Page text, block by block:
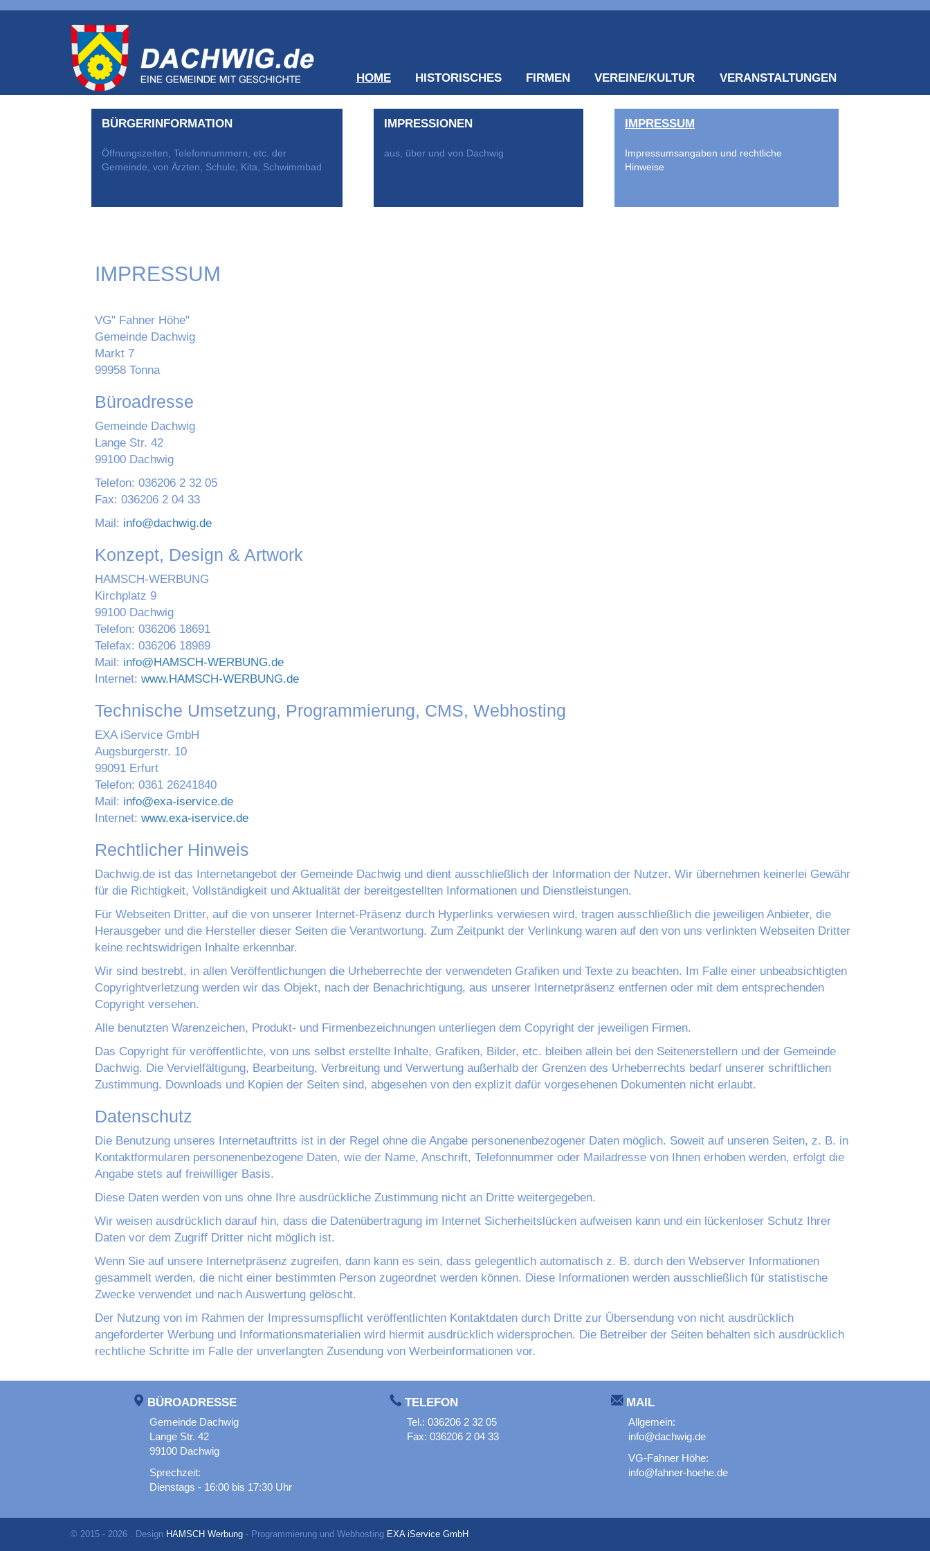
HOME HISTORISCHES FIRMEN VEREINE/KULTUR VERANSTALTUNGEN
BÜRGERINFORMATION
Öffnungszeiten, Telefonnummern, etc. der
Gemeinde, von Ärzten, Schule, Kita, Schwimmbad
IMPRESSIONEN
aus, über und von Dachwig
IMPRESSUM
Impressumsangaben und rechtliche
Hinweise
IMPRESSUM
VG" Fahner Höhe"
Gemeinde Dachwig
Markt 7
99958 Tonna
Büroadresse
Gemeinde Dachwig
Lange Str. 42
99100 Dachwig
Telefon: 036206 2 32 05
Fax: 036206 2 04 33
Mail: info@dachwig.de
Konzept, Design & Artwork
HAMSCH-WERBUNG
Kirchplatz 9
99100 Dachwig
Telefon: 036206 18691
Telefax: 036206 18989
Mail: info@HAMSCH-WERBUNG.de
Internet: www.HAMSCH-WERBUNG.de
Technische Umsetzung, Programmierung, CMS, Webhosting
EXA iService GmbH
Augsburgerstr. 10
99091 Erfurt
Telefon: 0361 26241840
Mail: info@exa-iservice.de
Internet: www.exa-iservice.de
Rechtlicher Hinweis
Dachwig.de ist das Internetangebot der Gemeinde Dachwig und dient ausschließlich der Information der Nutzer. Wir übernehmen keinerlei Gewähr
für die Richtigkeit, Vollständigkeit und Aktualität der bereitgestellten Informationen und Dienstleistungen.
Für Webseiten Dritter, auf die von unserer Internet-Präsenz durch Hyperlinks verwiesen wird, tragen ausschließlich die jeweiligen Anbieter, die
Herausgeber und die Hersteller dieser Seiten die Verantwortung. Zum Zeitpunkt der Verlinkung waren auf den von uns verlinkten Webseiten Dritter
keine rechtswidrigen Inhalte erkennbar.
Wir sind bestrebt, in allen Veröffentlichungen die Urheberrechte der verwendeten Grafiken und Texte zu beachten. Im Falle einer unbeabsichtigten
Copyrightverletzung werden wir das Objekt, nach der Benachrichtigung, aus unserer Internetpräsenz entfernen oder mit dem entsprechenden
Copyright versehen.
Alle benutzten Warenzeichen, Produkt- und Firmenbezeichnungen unterliegen dem Copyright der jeweiligen Firmen.
Das Copyright für veröffentlichte, von uns selbst erstellte Inhalte, Grafiken, Bilder, etc. bleiben allein bei den Seitenerstellern und der Gemeinde
Dachwig. Die Vervielfältigung, Bearbeitung, Verbreitung und Verwertung außerhalb der Grenzen des Urheberrechts bedarf unserer schriftlichen
Zustimmung. Downloads und Kopien der Seiten sind, abgesehen von den explizit dafür vorgesehenen Dokumenten nicht erlaubt.
Datenschutz
Die Benutzung unseres Internetauftritts ist in der Regel ohne die Angabe personenenbezogener Daten möglich. Soweit auf unseren Seiten, z. B. in
Kontaktformularen personenenbezogene Daten, wie der Name, Anschrift, Telefonnummer oder Mailadresse von Ihnen erhoben werden, erfolgt die
Angabe stets auf freiwilliger Basis.
Diese Daten werden von uns ohne Ihre ausdrückliche Zustimmung nicht an Dritte weitergegeben.
Wir weisen ausdrücklich darauf hin, dass die Datenübertragung im Internet Sicherheitslücken aufweisen kann und ein lückenloser Schutz Ihrer
Daten vor dem Zugriff Dritter nicht möglich ist.
Wenn Sie auf unsere Internetpräsenz zugreifen, dann kann es sein, dass gelegentlich automatisch z. B. durch den Webserver Informationen
gesammelt werden, die nicht einer bestimmten Person zugeordnet werden können. Diese Informationen werden ausschließlich für statistische
Zwecke verwendet und nach Auswertung gelöscht.
Der Nutzung von im Rahmen der Impressumspflicht veröffentlichten Kontaktdaten durch Dritte zur Übersendung von nicht ausdrücklich
angeforderter Werbung und Informationsmaterialien wird hiermit ausdrücklich widersprochen. Die Betreiber der Seiten behalten sich ausdrücklich
rechtliche Schritte im Falle der unverlangten Zusendung von Werbeinformationen vor.
BÜROADRESSE
Gemeinde Dachwig
Lange Str. 42
99100 Dachwig
Sprechzeit:
Dienstags - 16:00 bis 17:30 Uhr
TELEFON
Tel.: 036206 2 32 05
Fax: 036206 2 04 33
MAIL
Allgemein:
info@dachwig.de
VG-Fahner Höhe:
info@fahner-hoehe.de
© 2015 - 2026 . Design HAMSCH Werbung - Programmierung und Webhosting EXA iService GmbH